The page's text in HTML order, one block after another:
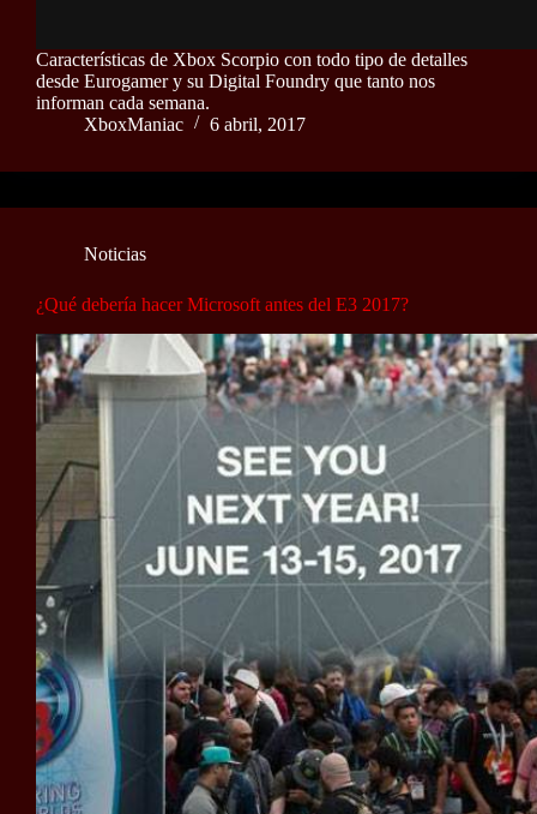
Características de Xbox Scorpio con todo tipo de detalles
desde Eurogamer y su Digital Foundry que tanto nos
informan cada semana.
XboxManiac
6 abril, 2017
Noticias
¿Qué debería hacer Microsoft antes del E3 2017?